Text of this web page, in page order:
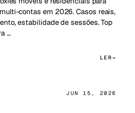
contas em 2026. Casos reais,
estabilidade de sessões. Top
…
LER
JUN 15, 2026